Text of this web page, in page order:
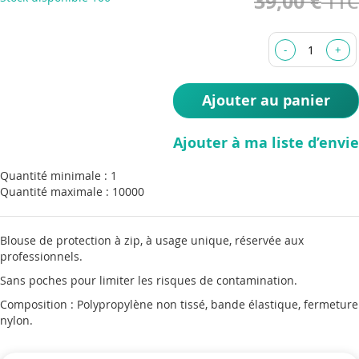
Ajouter au panier
Ajouter à ma liste d’envie
Quantité minimale : 1
Quantité maximale : 10000
Blouse de protection à zip, à usage unique, réservée aux
professionnels.
Sans poches pour limiter les risques de contamination.
Composition : Polypropylène non tissé, bande élastique, fermeture
nylon.